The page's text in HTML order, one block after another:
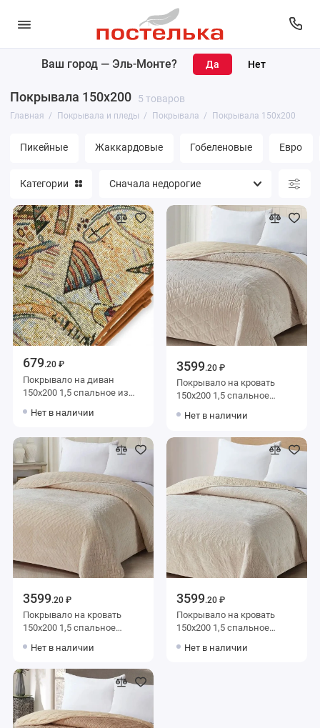
Ваш город — Эль-Монте?
Покрывала 150х200 5 товаров
Главная Покрывала и пледы Покрывала Покрывала 150х200
Пикейные Жаккардовые Гобеленовые Евро
Пледы
Накидки
Категории
679.20 ₽
Покрывало на диван
150х200 1,5 спальное из
Орионтекс
Нет в наличии
3599.20 ₽
Покрывало на кровать
150х200 1,5 спальное
Нет в наличии
3599.20 ₽
Покрывало на кровать
150х200 1,5 спальное
Нет в наличии
3599.20 ₽
Покрывало на кровать
150х200 1,5 спальное
Нет в наличии